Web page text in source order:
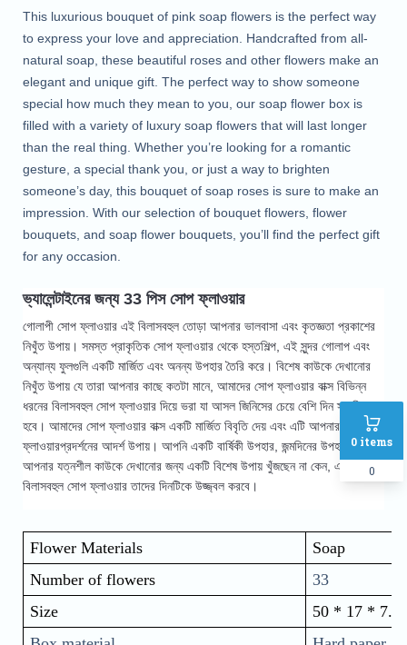
0 items
0
This luxurious bouquet of pink soap flowers is the perfect way
to express your love and appreciation. Handcrafted from all-
natural soap, these beautiful roses and other flowers make an
elegant and unique gift. The perfect way to show someone
special how much they mean to you, our soap flower box is
filled with a variety of luxury soap flowers that will last longer
than the real thing. Whether you’re looking for a romantic
gesture, a special thank you, or just a way to brighten
someone’s day, this bouquet of soap roses is sure to make an
impression. With our selection of bouquet flowers, flower
bouquets, and soap flower bouquets, you’ll find the perfect gift
for any occasion.
ভ্যালেন্টাইনের জন্য 33 পিস সোপ ফ্লাওয়ার
গোলাপী সোপ ফ্লাওয়ার এই বিলাসবহুল তোড়া আপনার ভালবাসা এবং কৃতজ্ঞতা প্রকাশের
নিখুঁত উপায়। সমস্ত প্রাকৃতিক সোপ ফ্লাওয়ার থেকে হস্তশিল্প, এই সুন্দর গোলাপ এবং
অন্যান্য ফুলগুলি একটি মার্জিত এবং অনন্য উপহার তৈরি করে। বিশেষ কাউকে দেখানোর
নিখুঁত উপায় যে তারা আপনার কাছে কতটা মানে, আমাদের সোপ ফ্লাওয়ার বাক্স বিভিন্ন
ধরনের বিলাসবহুল সোপ ফ্লাওয়ার দিয়ে ভরা যা আসল জিনিসের চেয়ে বেশি দিন স্থায়ী
হবে। আমাদের সোপ ফ্লাওয়ার বাক্স একটি মার্জিত বিবৃতি দেয় এবং এটি আপনার সোপ
ফ্লাওয়ারপ্রদর্শনের আদর্শ উপায়। আপনি একটি বার্ষিকী উপহার, জন্মদিনের উপহার, বা
আপনার যত্নশীল কাউকে দেখানোর জন্য একটি বিশেষ উপায় খুঁজছেন না কেন, এই
বিলাসবহুল সোপ ফ্লাওয়ার তাদের দিনটিকে উজ্জ্বল করবে।
Flower Materials
Soap
Number of flowers
33
Size
50 * 17 *